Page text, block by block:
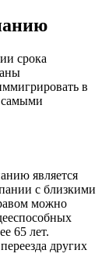
срока
в
самыми
является
с близкими
можно
65 лет.
других